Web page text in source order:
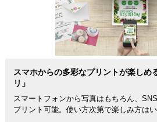
スマホからの多彩なプリントが楽しめ
リ」
スマートフォンから写真はもちろん、
プリント可能。使い方次第で楽しみ方はい